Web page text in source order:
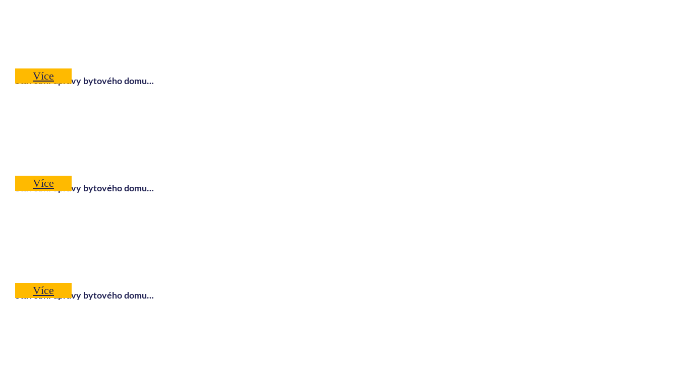
Stavební úpravy bytového domu…
Více
Stavební úpravy bytového domu…
Více
Stavební úpravy bytového domu…
Více